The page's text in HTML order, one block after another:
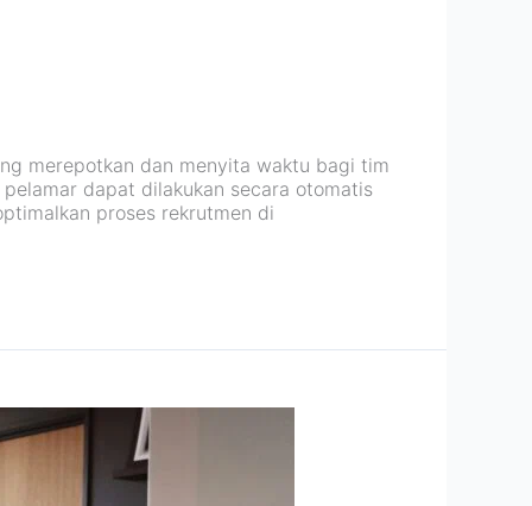
merepotkan dan menyita waktu bagi tim
dapat dilakukan secara otomatis
proses rekrutmen di